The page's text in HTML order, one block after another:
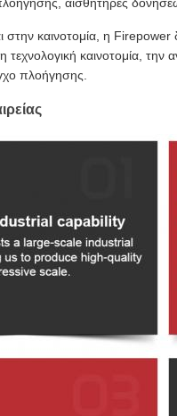
στην καινοτομία, η
τεχνολογική καινοτομία,
πλοήγησης.